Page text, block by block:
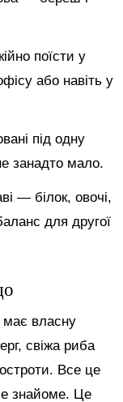
поїсти у
або навіть у
під одну
занадто мало.
— білок, овочі,
для другої
має власну
свіжа риба
Все це
знайоме. Це